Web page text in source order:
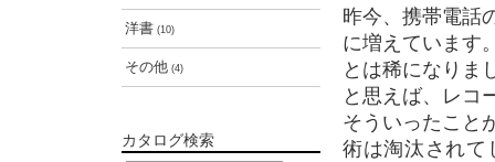
洋書 (10)
その他 (4)
カタログ検索
昨今、携帯電話
に増えています
とは稀になりま
と思えば、レコ
そういったこと
術は淘汰されて